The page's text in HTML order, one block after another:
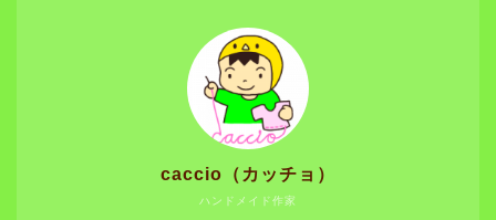
ハンドメイド作家
caccio（カッチョ）